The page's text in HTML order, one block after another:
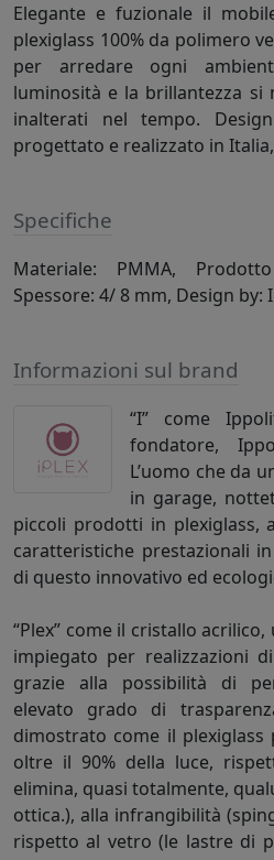
Elegante e fuzionale il
plexiglass 100% da polimero
per arredare ogni
luminosità e la brillantezza si
inalterati nel tempo.
progettato e realizzato in
Specifiche
Materiale: PMMA,
Spessore: 4/ 8 mm, Design by:
Informazioni sul brand
“I” come
fondatore,
L’uomo che da
in garage,
piccoli prodotti in plexiglass,
caratteristiche prestazionali
di questo innovativo ed
“Plex” come il cristallo
impiegato per realizzazioni
grazie alla possibilità di
elevato grado di
dimostrato come il
oltre il 90% della luce,
elimina, quasi totalmente,
ottica.), alla infrangibilità
rispetto al vetro (le lastre di